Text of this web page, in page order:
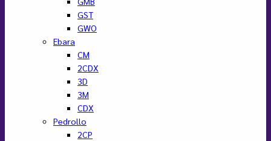
GST
GWO
Ebara
CM
2CDX
3D
3M
CDX
Pedrollo
2CP